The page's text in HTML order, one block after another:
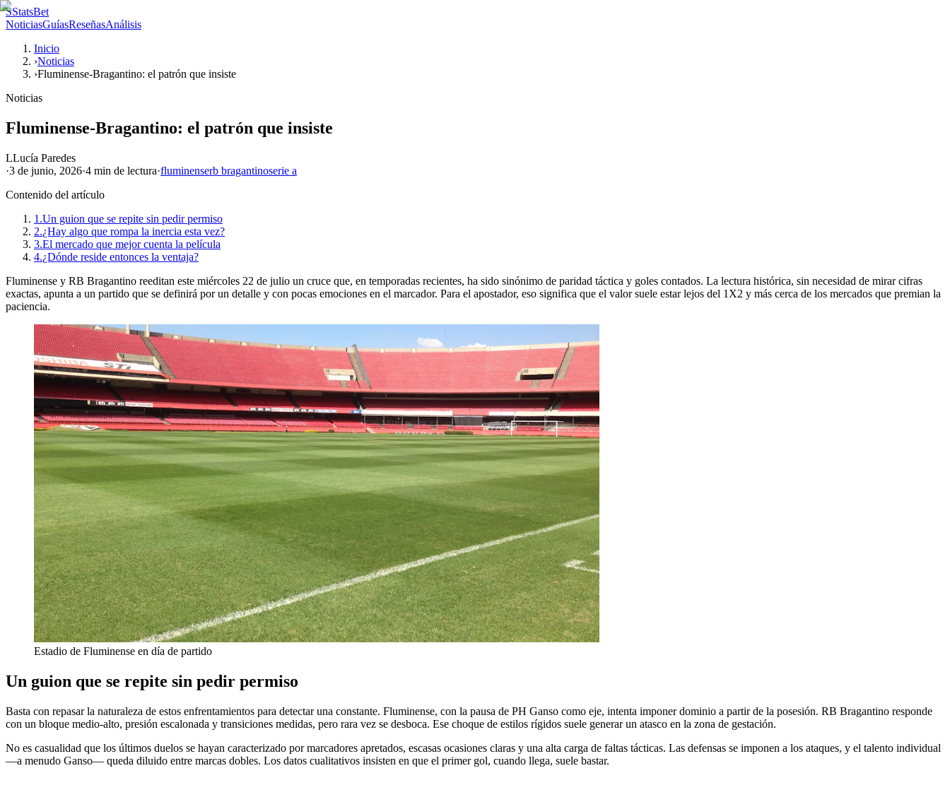
SStatsBet
NoticiasGuíasReseñasAnálisis
Inicio
›Noticias
›Fluminense-Bragantino: el patrón que insiste
Noticias
Fluminense-Bragantino: el patrón que insiste
LLucía Paredes
·3 de junio, 2026·4 min de lectura·fluminenserb bragantinoserie a
Contenido del artículo
1.Un guion que se repite sin pedir permiso
2.¿Hay algo que rompa la inercia esta vez?
3.El mercado que mejor cuenta la película
4.¿Dónde reside entonces la ventaja?
Fluminense y RB Bragantino reeditan este miércoles 22 de julio un cruce que, en temporadas recientes, ha sido sinónimo de paridad táctica y goles contados. La lectura histórica, sin necesidad de mirar cifras
exactas, apunta a un partido que se definirá por un detalle y con pocas emociones en el marcador. Para el apostador, eso significa que el valor suele estar lejos del 1X2 y más cerca de los mercados que premian la
paciencia.
Estadio de Fluminense en día de partido
Un guion que se repite sin pedir permiso
Basta con repasar la naturaleza de estos enfrentamientos para detectar una constante. Fluminense, con la pausa de PH Ganso como eje, intenta imponer dominio a partir de la posesión. RB Bragantino responde
con un bloque medio-alto, presión escalonada y transiciones medidas, pero rara vez se desboca. Ese choque de estilos rígidos suele generar un atasco en la zona de gestación.
No es casualidad que los últimos duelos se hayan caracterizado por marcadores apretados, escasas ocasiones claras y una alta carga de faltas tácticas. Las defensas se imponen a los ataques, y el talento individual
—a menudo Ganso— queda diluido entre marcas dobles. Los datos cualitativos insisten en que el primer gol, cuando llega, suele bastar.